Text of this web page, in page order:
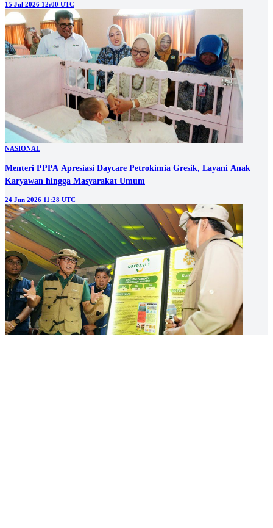
15 Jul 2026 12:00 UTC
NASIONAL
Menteri PPPA Apresiasi Daycare Petrokimia Gresik, Layani Anak
Karyawan hingga Masyarakat Umum
24 Jun 2026 11:28 UTC